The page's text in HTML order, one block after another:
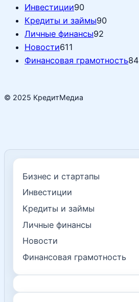
Инвестиции90
Кредиты и займы90
Личные финансы92
Новости611
Финансовая грамотность84
© 2025 КредитМедиа
Бизнес и стартапы
Инвестиции
Кредиты и займы
Личные финансы
Новости
Финансовая грамотность